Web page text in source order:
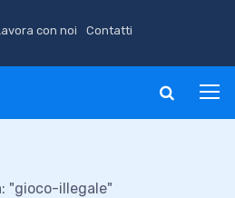
con noi Contatti
"gioco-illegale"